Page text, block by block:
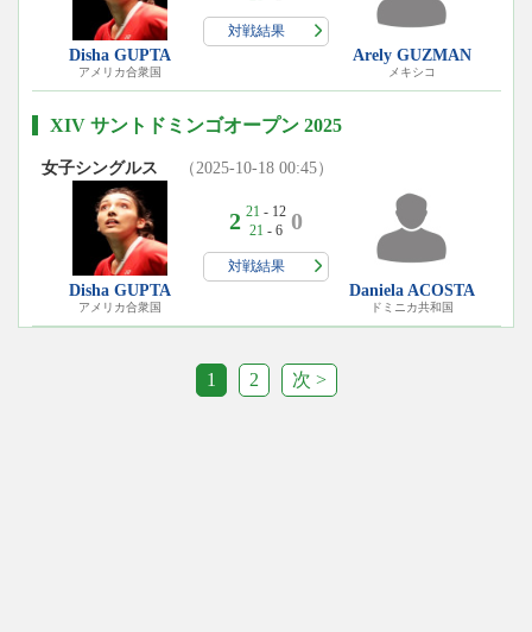
Disha GUPTA
アメリカ合衆国
対戦結果
Arely GUZMAN
メキシコ
XIV サントドミンゴオープン 2025
女子シングルス （2025-10-18 00:45）
Disha GUPTA
アメリカ合衆国
2 21 - 12
21 - 6 0
対戦結果
Daniela ACOSTA
ドミニカ共和国
1 2 次 >